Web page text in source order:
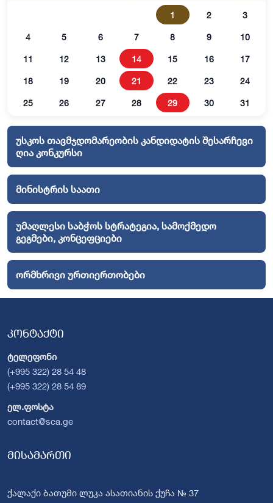
1 2 3
4 5 6 7 8 9 10
11 12 13 14 15 16 17
18 19 20 21 22 23 24
25 26 27 28 29 30 31
უსკოს თავმჯდომარეობის კანდიდატის შესარჩევი
ღია კონკურსი
მინისტრის საათი
უმაღლესი საბჭოს სტრატეგია, სამოქმედო
გეგმები, კონცეფციები
ორმხრივი ურთიერთობები
კონტაქტი
ტელეფონი
(+995 322) 28 54 48
(+995 322) 28 54 89
ელ.ფოსტა
contact@sca.ge
მისამართი
ქალაქი ბათუმი ლუკა ასათიანის ქუჩა № 37